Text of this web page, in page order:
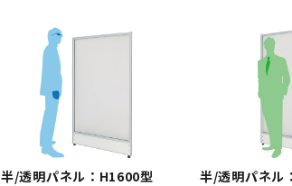
半/透明パネル：H1600型 半/透明パネル